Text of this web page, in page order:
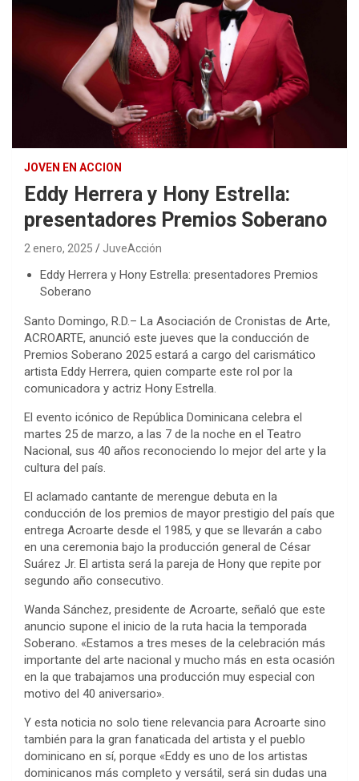
JOVEN EN ACCION
Eddy Herrera y Hony Estrella:
presentadores Premios Soberano
2 enero, 2025 JuveAcción
Eddy Herrera y Hony Estrella: presentadores Premios
Soberano
Santo Domingo, R.D.– La Asociación de Cronistas de Arte,
ACROARTE, anunció este jueves que la conducción de
Premios Soberano 2025 estará a cargo del carismático
artista Eddy Herrera, quien comparte este rol por la
comunicadora y actriz Hony Estrella.
El evento icónico de República Dominicana celebra el
martes 25 de marzo, a las 7 de la noche en el Teatro
Nacional, sus 40 años reconociendo lo mejor del arte y la
cultura del país.
El aclamado cantante de merengue debuta en la
conducción de los premios de mayor prestigio del país que
entrega Acroarte desde el 1985, y que se llevarán a cabo
en una ceremonia bajo la producción general de César
Suárez Jr. El artista será la pareja de Hony que repite por
segundo año consecutivo.
Wanda Sánchez, presidente de Acroarte, señaló que este
anuncio supone el inicio de la ruta hacia la temporada
Soberano. «Estamos a tres meses de la celebración más
importante del arte nacional y mucho más en esta ocasión
en la que trabajamos una producción muy especial con
motivo del 40 aniversario».
Y esta noticia no solo tiene relevancia para Acroarte sino
también para la gran fanaticada del artista y el pueblo
dominicano en sí, porque «Eddy es uno de los artistas
dominicanos más completo y versátil, será sin dudas una